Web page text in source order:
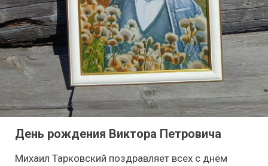
День рождения Виктора Петровича
Михаил Тарковский поздравляет всех с днём